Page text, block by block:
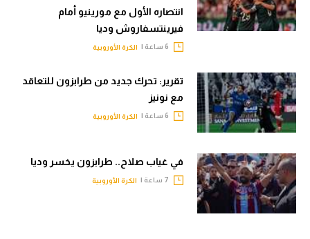
انتصاره الأول مع مورينيو أمام
فيرينتسفاروش وديا
الكرة الأوروبية
تقرير: تحرك جديد من طرابزون للتعاقد
مع نونيز
الكرة الأوروبية
في غياب صلاح.. طرابزون يخسر وديا
الكرة الأوروبية